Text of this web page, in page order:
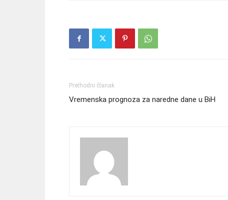
Prethodni članak
Vremenska prognoza za naredne dane u BiH